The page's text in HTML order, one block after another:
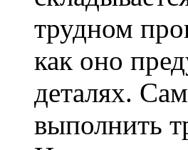
трудном
как оно
деталях.
выполнить